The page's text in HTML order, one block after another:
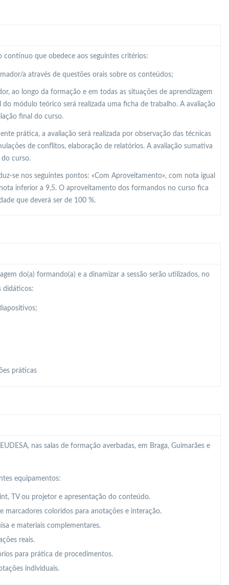
contínuo que obedece aos seguintes critérios:
a através de questões orais sobre os conteúdos;
ao longo da formação e em todas as situações de aprendizagem
módulo teórico será realizada uma ficha de trabalho. A avaliação
final do curso.
prática, a avaliação será realizada por observação das técnicas
de conflitos, elaboração de relatórios. A avaliação sumativa
do curso.
se nos seguintes pontos: «Com Aproveitamento», com nota igual
inferior a 9,5. O aproveitamento dos formandos no curso fica
que deverá ser de 100 %.
do(a) formando(a) e a dinamizar a sessão serão utilizados, no
didáticos:
práticas
nas salas de formação averbadas, em Braga, Guimarães e
equipamentos:
TV ou projetor e apresentação do conteúdo.
marcadores coloridos para anotações e interação.
e materiais complementares.
reais.
para prática de procedimentos.
individuais.